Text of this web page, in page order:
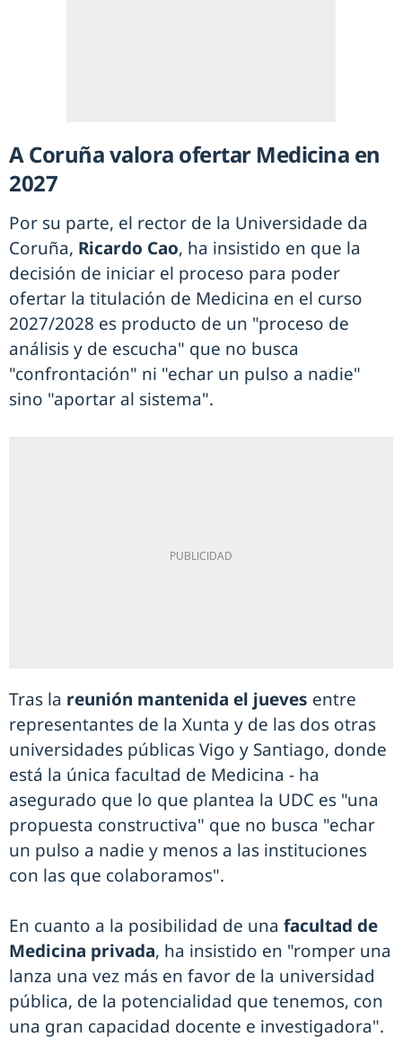
A Coruña valora ofertar Medicina en
2027
Por su parte, el rector de la Universidade da
Coruña, Ricardo Cao, ha insistido en que la
decisión de iniciar el proceso para poder
ofertar la titulación de Medicina en el curso
2027/2028 es producto de un "proceso de
análisis y de escucha" que no busca
"confrontación" ni "echar un pulso a nadie"
sino "aportar al sistema".
Tras la reunión mantenida el jueves entre
representantes de la Xunta y de las dos otras
universidades públicas Vigo y Santiago, donde
está la única facultad de Medicina - ha
asegurado que lo que plantea la UDC es "una
propuesta constructiva" que no busca "echar
un pulso a nadie y menos a las instituciones
con las que colaboramos".
En cuanto a la posibilidad de una facultad de
Medicina privada, ha insistido en "romper una
lanza una vez más en favor de la universidad
pública, de la potencialidad que tenemos, con
una gran capacidad docente e investigadora".